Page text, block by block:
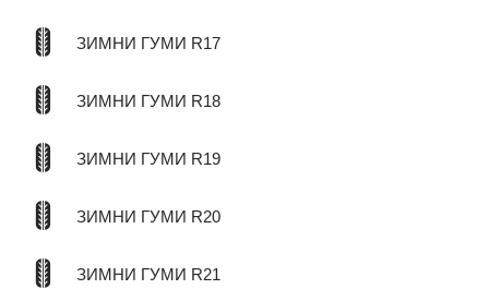
ЗИМНИ ГУМИ R17
ЗИМНИ ГУМИ R18
ЗИМНИ ГУМИ R19
ЗИМНИ ГУМИ R20
ЗИМНИ ГУМИ R21